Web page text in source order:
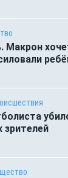
Макрон
зрителей